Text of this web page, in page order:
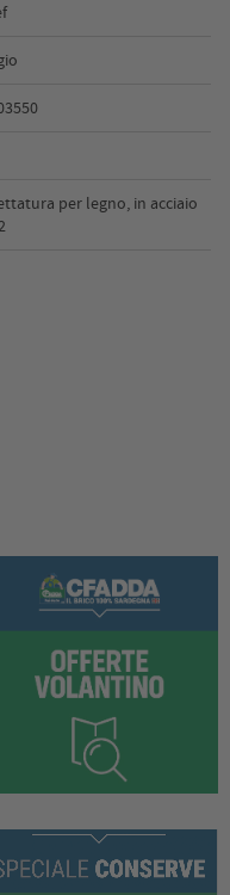
per legno, in acciaio